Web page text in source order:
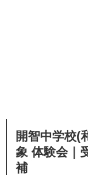
開智中学校(
象 体験会｜
補